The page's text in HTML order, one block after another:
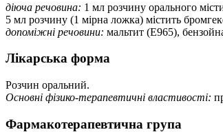
діюча речовина: 1 мл розчину орального
5 мл розчину (1 мірна ложка) містить
допоміжні речовини: мальтит (E965),
Лікарська форма
Розчин оральний.
Основні фізико-терапевтичні властивості:
Фармакотерапевтична група